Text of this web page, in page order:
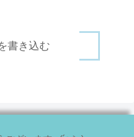
書き込む